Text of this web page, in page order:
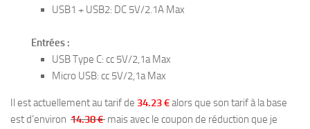
USB1 + USB2: DC 5V/2.1A Max
Entrées :
USB Type C: cc 5V/2,1a Max
Micro USB: cc 5V/2,1a Max
Il est actuellement au tarif de 34.23 €alors que son tarif à la base
est d’environ 14.38 € mais avec le coupon de réduction que je